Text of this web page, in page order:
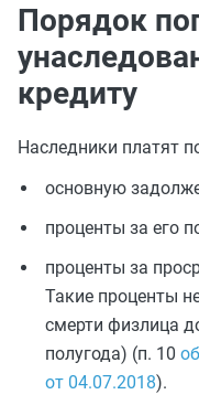
Порядок
кредиту
Наследники платят
основную
проценты за его
проценты за
Такие проценты
смерти физлица
полугода) (п. 10
от 04.07.2018).